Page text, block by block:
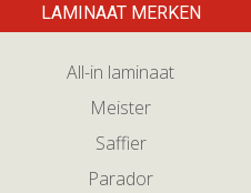
LAMINAAT MERKEN
All-in laminaat
Meister
Saffier
Parador